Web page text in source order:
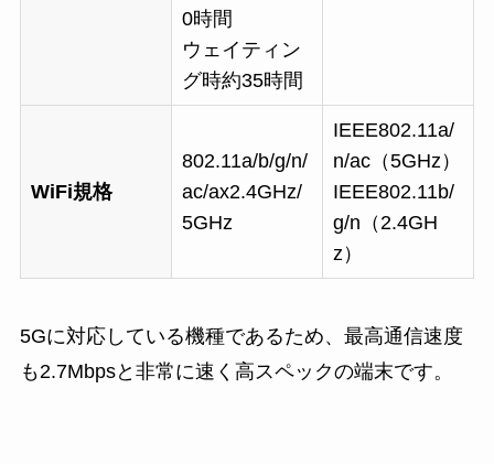
0時間
ウェイティン
グ時約35時間
WiFi規格
802.11a/b/g/n/
ac/ax2.4GHz/
5GHz
IEEE802.11a/
n/ac（5GHz）
IEEE802.11b/
g/n（2.4GH
z）
5Gに対応している機種であるため、最高通信速度
も2.7Mbpsと非常に速く高スペックの端末です。